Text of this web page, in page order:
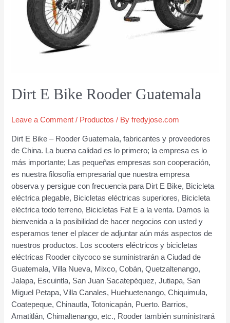
Dirt E Bike Rooder Guatemala
Leave a Comment / Productos / Byfredyjose.com
Dirt E Bike – Rooder Guatemala, fabricantes y proveedores
de China. La buena calidad es lo primero; la empresa es lo
más importante; Las pequeñas empresas son cooperación,
es nuestra filosofía empresarial que nuestra empresa
observa y persigue con frecuencia para Dirt E Bike, Bicicleta
eléctrica plegable, Bicicletas eléctricas superiores, Bicicleta
eléctrica todo terreno, Bicicletas Fat E a la venta. Damos la
bienvenida a la posibilidad de hacer negocios con usted y
esperamos tener el placer de adjuntar aún más aspectos de
nuestros productos. Los scooters eléctricos y bicicletas
eléctricas Rooder citycoco se suministrarán a Ciudad de
Guatemala, Villa Nueva, Mixco, Cobán, Quetzaltenango,
Jalapa, Escuintla, San Juan Sacatepéquez, Jutiapa, San
Miguel Petapa, Villa Canales, Huehuetenango, Chiquimula,
Coatepeque, Chinautla, Totonicapán, Puerto. Barrios,
Amatitlán, Chimaltenango, etc., Rooder también suministrará